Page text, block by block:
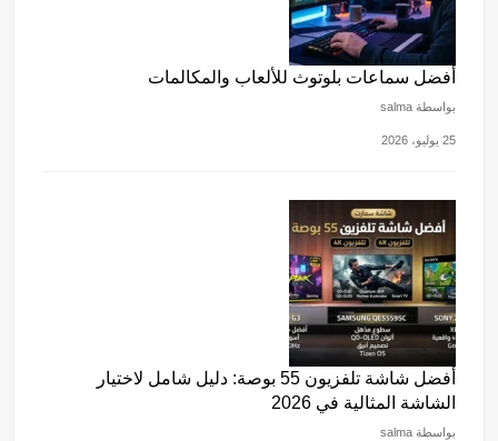
أفضل سماعات بلوتوث للألعاب والمكالمات
بواسطة salma
25 يوليو، 2026
أفضل شاشة تلفزيون 55 بوصة: دليل شامل لاختيار
الشاشة المثالية في 2026
بواسطة salma